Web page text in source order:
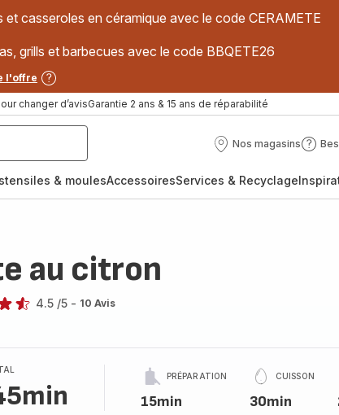
casseroles en céramique avec le code CERAMETE
grills et barbecues avec le code BBQETE26
l'offre
changer d’avisGarantie 2 ans & 15 ans de réparabilité
Nos magasins
Nos
?
& moulesAccessoiresServices & Recyclage
au citron
4.5 /5 - 10 Avis
PRÉPARATION
15min
CUISSON
30min